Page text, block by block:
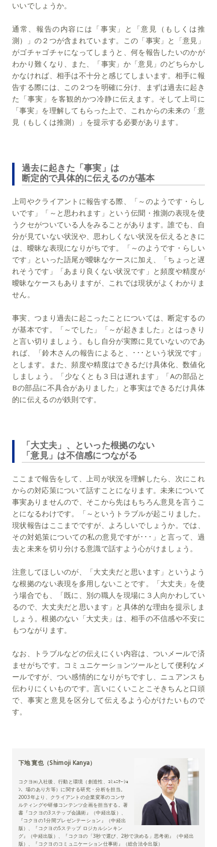
いいでしょうか。
通常、報告の内容には「事実」と「意見（もしくは推
測）」の２つが含まれています。この「事実」と「意見」
がゴチャゴチャになってしまうと、何を報告したいのかが
わかり難くなり、また、「事実」か「意見」のどちらかし
かなければ、相手は不十分と感じてしまいます。相手に報
告する際には、この２つを明確に分け、まずは過去に起き
た「事実」を客観的かつ冷静に伝えます。そして上司に
「事実」を理解してもらった上で、これからの未来の「意
見（もしくは推測）」を提示する必要があります。
過去に起きた「事実」は
断定的で具体的に伝えるのが基本
上司やクライアントに報告する際、「～のようです・らし
いです」「～と思われます」という伝聞・推測の表現を使
うクセがついている人をみることがあります。誰でも、自
分が見ていない状況や、思わしくない状況を伝えるときに
は、曖昧な表現になりがちです。「～のようです・らしい
です」といった語尾が曖昧なケースに加え、「ちょっと遅
れそうです」「あまり良くない状況です」と頻度や精度が
曖昧なケースもありますが、これでは現状がよくわかりま
せん。
事実、つまり過去に起こったことについては、断定するの
が基本です。「～でした」「～が起きました」とはっきり
と言い切りましょう。もし自分が実際に見ていないのであ
れば、「鈴木さんの報告によると、･･･という状況です」
とします。また、頻度や精度はできるだけ具体化、数値化
しましょう。「少なくとも３日は遅れます」「Aの部品と
Bの部品に不具合がありました」と事実はできるだけ具体
的に伝えるのが鉄則です。
「大丈夫」、といった根拠のない
「意見」は不信感につながる
ここまで報告をして、上司が状況を理解したら、次にこれ
からの対応策について話すことになります。未来について
事実ありませんので、そこから先はもちろん意見を言うこ
とになるわけです。「～というトラブルが起こりました。
現状報告はここまでですが、よろしいでしょうか。では、
その対処策についての私の意見ですが･･･」と言って、過
去と未来を切り分ける意識で話すよう心がけましょう。
注意してほしいのが、「大丈夫だと思います」というよう
な根拠のない表現を多用しないことです。「大丈夫」を使
う場合でも、「既に、別の職人を現場に３人向かわしてい
るので、大丈夫だと思います」と具体的な理由を提示しま
しょう。根拠のない「大丈夫」は、相手の不信感や不安に
もつながります。
なお、トラブルなどの伝えにくい内容は、ついメールで済
ませがちです。コミュニケーションツールとして便利なメ
ールですが、つい感情的になりがちですし、ニュアンスも
伝わりにくいものです。言いにくいことこそきちんと口頭
で、事実と意見を区分して伝えるよう心がけたいもので
す。
下地 寛也（Shimoji Kanya）
コクヨ㈱入社後、行動と環境（創造性、ｺﾐｭﾆｹｰｼｮ
ﾝ、場のあり方等）に関する研究・分析を担当。
2003年より、クライアントの企業変革のコンサ
ルティングや研修コンテンツ企画を担当する。著
書『コクヨの3ステップ会議術』（中経出版）、
『コクヨの1分間プレゼンテーション』（中経出
版）、『コクヨの5ステップ ロジカルシンキン
グ』（中経出版）、『コクヨの「3秒で選び、2秒で決める」思考術』（中経出
版）、『コクヨのコミュニケーション仕事術』（総合法令出版）